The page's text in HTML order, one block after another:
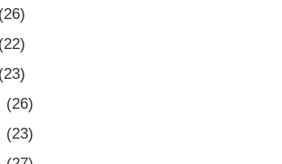
(26)
(22)
(23)
(26)
(23)